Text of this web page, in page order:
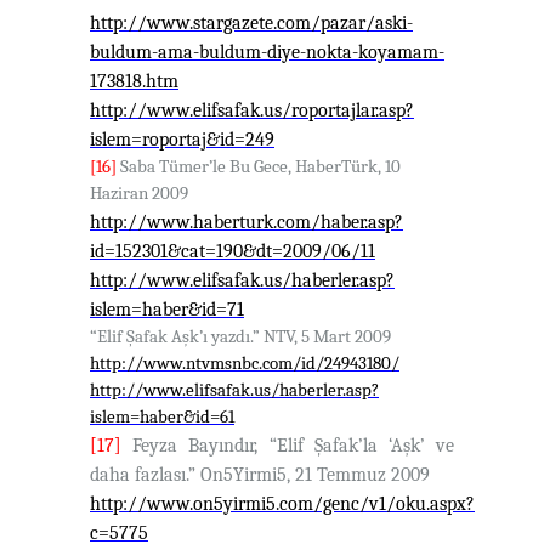
http://www.stargazete.com/pazar/aski-
buldum-ama-buldum-diye-nokta-koyamam-
173818.htm
http://www.elifsafak.us/roportajlar.asp?
islem=roportaj&id=249
[16] Saba Tümer’le Bu Gece, HaberTürk, 10
Haziran 2009
http://www.haberturk.com/haber.asp?
id=152301&cat=190&dt=2009/06/11
http://www.elifsafak.us/haberler.asp?
islem=haber&id=71
“Elif Şafak Aşk’ı yazdı.” NTV, 5 Mart 2009
http://www.ntvmsnbc.com/id/24943180/
http://www.elifsafak.us/haberler.asp?
islem=haber&id=61
[17]
Feyza Bayındır, “Elif Şafak’la ‘Aşk’ ve
daha fazlası.” On5Yirmi5, 21 Temmuz 2009
http://www.on5yirmi5.com/genc/v1/oku.aspx?
c=5775